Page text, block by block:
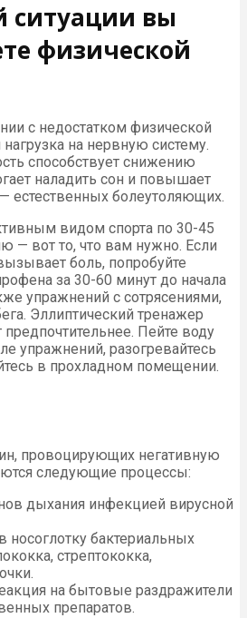
ситуации вы
физической
с недостатком физической
на нервную систему.
способствует снижению
наладить сон и повышает
естественных болеутоляющих.
видом спорта по 30-45
— вот то, что вам нужно. Если
боль, попробуйте
за 30-60 минут до начала
упражнений с сотрясениями,
Эллиптический тренажер
Пейте воду
упражнений, разогревайтесь
в прохладном помещении.
провоцирующих негативную
следующие процессы:
дыхания инфекцией вирусной
носоглотку бактериальных
стрептококка,
на бытовые раздражители
препаратов.